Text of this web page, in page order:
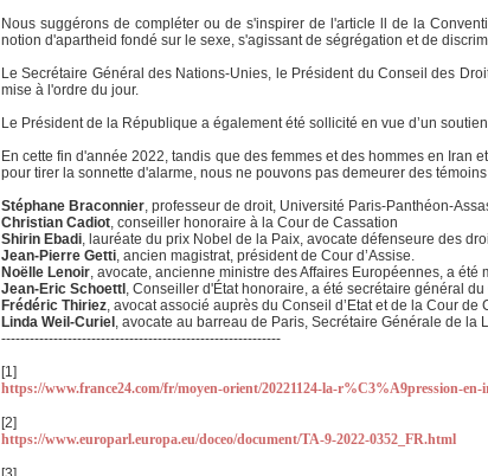
Nous suggérons de compléter ou de s'inspirer de l'article ll de la
notion d'apartheid fondé sur le sexe, s'agissant de ségrégation et de
Le Secrétaire Général des Nations-Unies, le Président du Conseil des
mise à l'ordre du jour.
Le Président de la République a également été sollicité en vue d’un
En cette fin d'année 2022, tandis que des femmes et des hommes en Iran
pour tirer la sonnette d'alarme, nous ne pouvons pas demeurer des
Stéphane Braconnier , professeur de droit, Université Paris-Panthéon-
Christian Cadiot , conseiller honoraire à la Cour de Cassation
Shirin Ebadi , lauréate du prix Nobel de la Paix, avocate défenseure des
Jean-Pierre Getti , ancien magistrat, président de Cour d’Assise.
Noëlle Lenoir , avocate, ancienne ministre des Affaires Européennes, a été
Jean-Eric Schoettl , Conseiller d'État honoraire, a été secrétaire général
Frédéric Thiriez , avocat associé auprès du Conseil d’Etat et de la Cour de
Linda Weil-Curiel , avocate au barreau de Paris, Secrétaire Générale de
-----------------------------------------------------------
[1]
https://www.france24.com/fr/moyen-orient/20221124-la-r%C3%A9pression-
[2]
https://www.europarl.europa.eu/doceo/document/TA-9-2022-0352_FR.html